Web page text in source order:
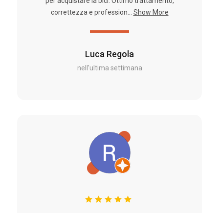
Luca Regola
nell'ultima settimana
correttezza e profession...
Show More